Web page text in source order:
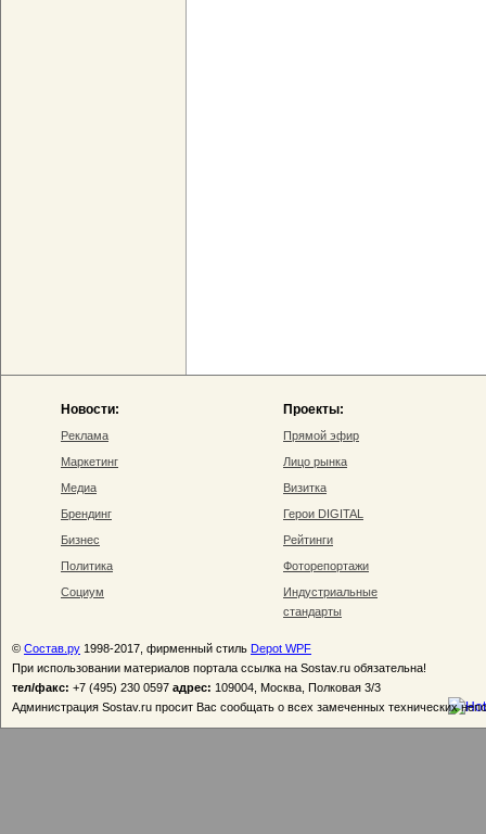
Новости:
Реклама
Маркетинг
Медиа
Брендинг
Бизнес
Политика
Социум
Проекты:
Прямой эфир
Лицо рынка
Визитка
Герои DIGITAL
Рейтинги
Фоторепортажи
Индустриальные
стандарты
© Состав.ру 1998-2017, фирменный стиль Depot WPF
При использовании материалов портала ссылка на Sostav.ru обязательна!
тел/факс: +7 (495) 230 0597 адрес: 109004, Москва, Полковая 3/3
Администрация Sostav.ru просит Вас сообщать о всех замеченных технических